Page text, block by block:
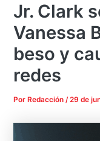
Jr. Clark
Vanessa
beso y
redes
Por Redacción/29 de